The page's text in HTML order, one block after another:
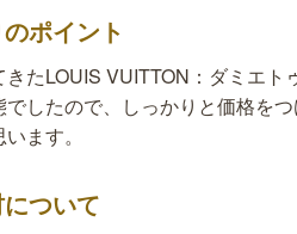
ポイント
たLOUIS VUITTON：ダミエ
でしたので、しっかりと価格を
ます。
ついて